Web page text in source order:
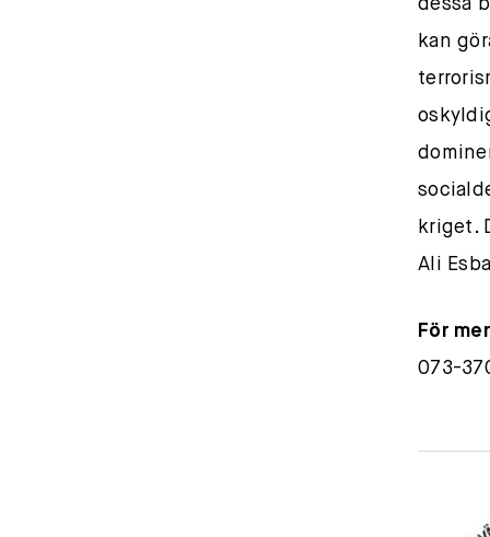
dessa
kan
kriget.
Ali
För
073-